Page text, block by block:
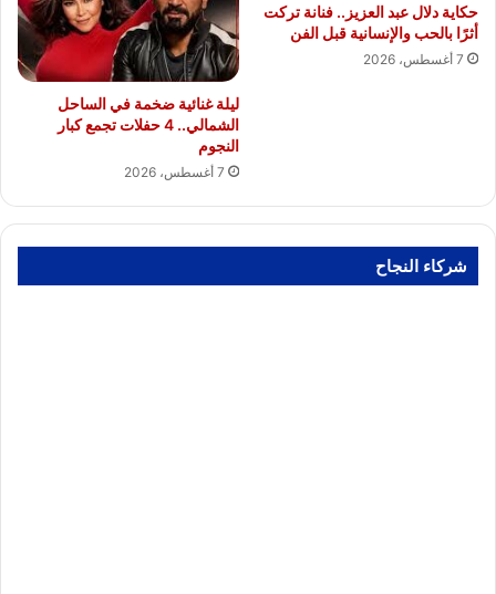
حكاية دلال عبد العزيز.. فنانة تركت
أثرًا بالحب والإنسانية قبل الفن
7 أغسطس، 2026
ليلة غنائية ضخمة في الساحل
الشمالي.. 4 حفلات تجمع كبار
النجوم
7 أغسطس، 2026
شركاء النجاح